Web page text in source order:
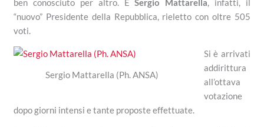
ben conosciuto per altro. ÈSergio Mattarella, infatti, il
“nuovo” Presidente della Repubblica, rieletto con oltre 505
voti.
Sergio Mattarella (Ph. ANSA)
Si è arrivati
addirittura
all’ottava
votazione
dopo giorni intensi e tante proposte effettuate.